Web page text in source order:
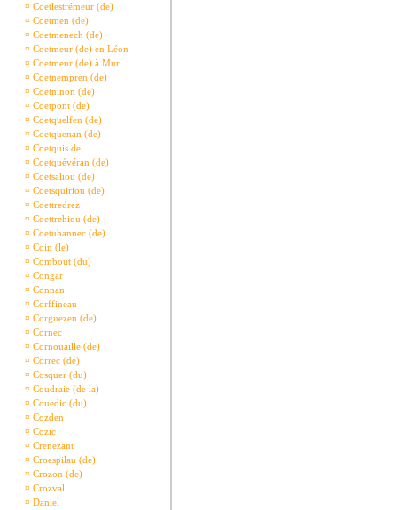
¤ Coetlestrémeur (de)
¤ Coetmen (de)
¤ Coetmenech (de)
¤ Coetmeur (de) en Léon
¤ Coetmeur (de) à Mur
¤ Coetnempren (de)
¤ Coetninon (de)
¤ Coetpont (de)
¤ Coetquelfen (de)
¤ Coetquenan (de)
¤ Coetquis de
¤ Coetquévéran (de)
¤ Coetsaliou (de)
¤ Coetsquiriou (de)
¤ Coettredrez
¤ Coettrehiou (de)
¤ Coetuhannec (de)
¤ Coin (le)
¤ Combout (du)
¤ Congar
¤ Connan
¤ Corffineau
¤ Corguezen (de)
¤ Cornec
¤ Cornouaille (de)
¤ Correc (de)
¤ Cosquer (du)
¤ Coudraie (de la)
¤ Couedic (du)
¤ Cozden
¤ Cozic
¤ Crenezant
¤ Croespilau (de)
¤ Crozon (de)
¤ Crozval
¤ Daniel